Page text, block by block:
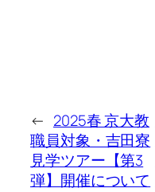
← 2025春 京大教
職員対象・吉田寮
見学ツアー【第3
弾】開催について